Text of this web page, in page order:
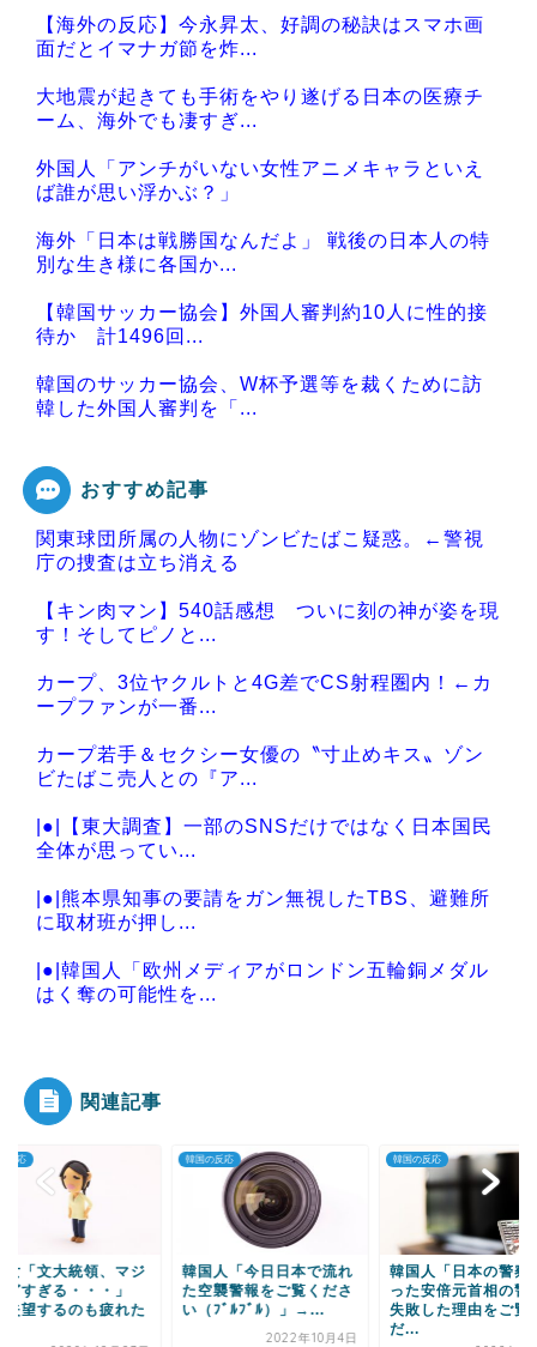
【海外の反応】今永昇太、好調の秘訣はスマホ画
面だとイマナガ節を炸...
大地震が起きても手術をやり遂げる日本の医療チ
ーム、海外でも凄すぎ...
外国人「アンチがいない女性アニメキャラといえ
ば誰が思い浮かぶ？」
海外「日本は戦勝国なんだよ」 戦後の日本人の特
別な生き様に各国か...
【韓国サッカー協会】外国人審判約10人に性的接
待か 計1496回...
韓国のサッカー協会、W杯予選等を裁くために訪
韓した外国人審判を「...
Powered by livedoor 相互RSS
おすすめ記事
関東球団所属の人物にゾンビたばこ疑惑。←警視
庁の捜査は立ち消える
【キン肉マン】540話感想 ついに刻の神が姿を現
す！そしてピノと...
カープ、3位ヤクルトと4G差でCS射程圏内！←カ
ープファンが一番...
カープ若手＆セクシー女優の〝寸止めキス〟ゾン
ビたばこ売人との『ア...
|●|【東大調査】一部のSNSだけではなく日本国民
全体が思ってい...
|●|熊本県知事の要請をガン無視したTBS、避難所
に取材班が押し...
|●|韓国人「欧州メディアがロンドン五輪銅メダル
はく奪の可能性を...
Powered by livedoor 相互RSS
関連記事
反応
女「文大統領、マジ
どすぎる・・・」
望するのも疲れた
韓国の反応
韓国人「今日日本で流れ
た空襲警報をご覧くださ
い（ﾌﾞﾙﾌﾞﾙ）」→...
2022年10月4日
韓国の反応
韓国人「日本の警察
った安倍元首相の警
失敗した理由をご覧
だ...